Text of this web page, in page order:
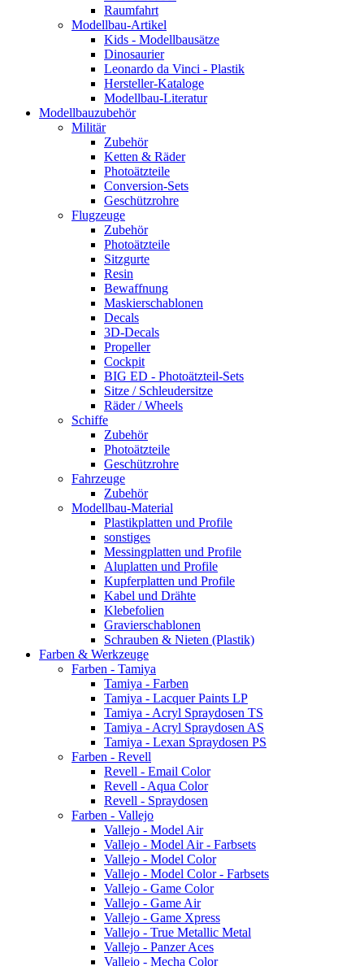
Raumfahrt
Modellbau-Artikel
Kids - Modellbausätze
Dinosaurier
Leonardo da Vinci - Plastik
Hersteller-Kataloge
Modellbau-Literatur
Modellbauzubehör
Militär
Zubehör
Ketten & Räder
Photoätzteile
Conversion-Sets
Geschützrohre
Flugzeuge
Zubehör
Photoätzteile
Sitzgurte
Resin
Bewaffnung
Maskierschablonen
Decals
3D-Decals
Propeller
Cockpit
BIG ED - Photoätzteil-Sets
Sitze / Schleudersitze
Räder / Wheels
Schiffe
Zubehör
Photoätzteile
Geschützrohre
Fahrzeuge
Zubehör
Modellbau-Material
Plastikplatten und Profile
sonstiges
Messingplatten und Profile
Aluplatten und Profile
Kupferplatten und Profile
Kabel und Drähte
Klebefolien
Gravierschablonen
Schrauben & Nieten (Plastik)
Farben & Werkzeuge
Farben - Tamiya
Tamiya - Farben
Tamiya - Lacquer Paints LP
Tamiya - Acryl Spraydosen TS
Tamiya - Acryl Spraydosen AS
Tamiya - Lexan Spraydosen PS
Farben - Revell
Revell - Email Color
Revell - Aqua Color
Revell - Spraydosen
Farben - Vallejo
Vallejo - Model Air
Vallejo - Model Air - Farbsets
Vallejo - Model Color
Vallejo - Model Color - Farbsets
Vallejo - Game Color
Vallejo - Game Air
Vallejo - Game Xpress
Vallejo - True Metallic Metal
Vallejo - Panzer Aces
Vallejo - Mecha Color